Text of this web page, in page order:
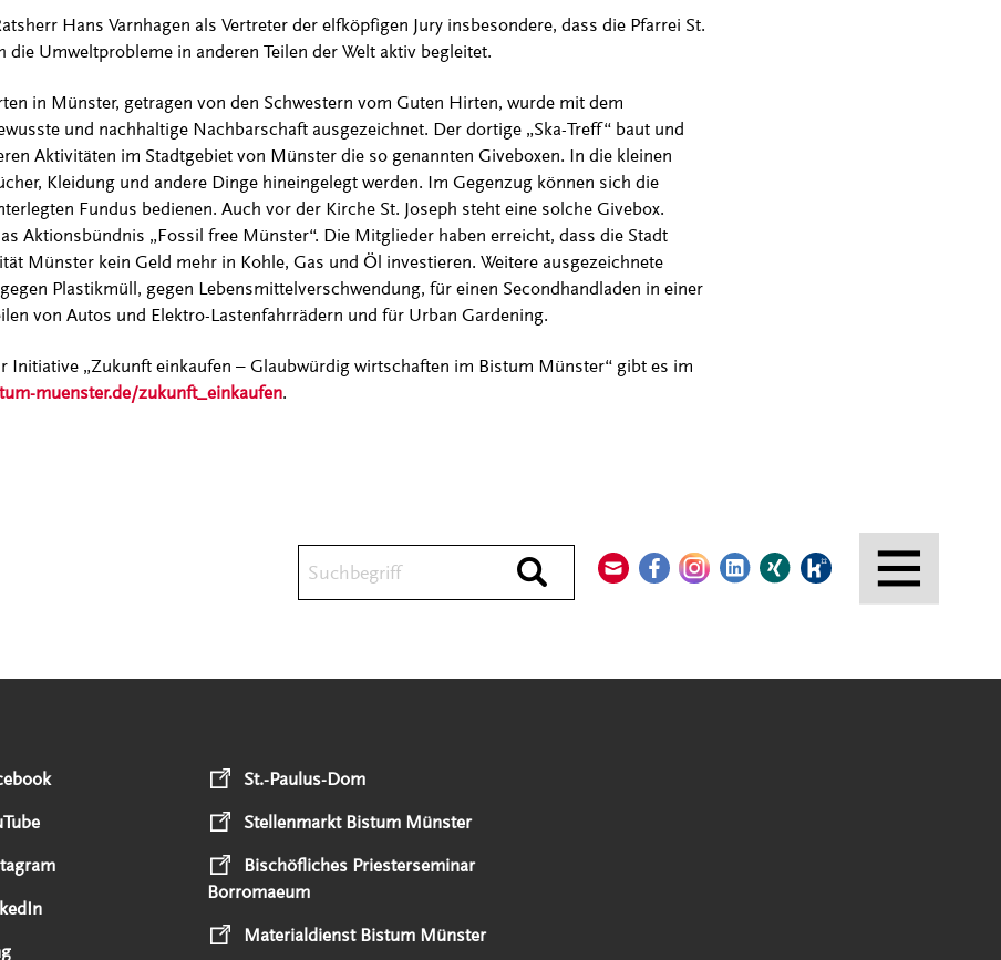
Durchsuchen
Hans Varnhagen als Vertreter der elfköpfigen Jury insbesondere, dass die Pfarrei St.
die Umweltprobleme in anderen Teilen der Welt aktiv begleitet.
in Münster, getragen von den Schwestern vom Guten Hirten, wurde mit dem
und nachhaltige Nachbarschaft ausgezeichnet. Der dortige „Ska-Treff“ baut und
Aktivitäten im Stadtgebiet von Münster die so genannten Giveboxen. In die kleinen
Kleidung und andere Dinge hineingelegt werden. Im Gegenzug können sich die
Fundus bedienen. Auch vor der Kirche St. Joseph steht eine solche Givebox.
Aktionsbündnis „Fossil free Münster“. Die Mitglieder haben erreicht, dass die Stadt
Münster kein Geld mehr in Kohle, Gas und Öl investieren. Weitere ausgezeichnete
Plastikmüll, gegen Lebensmittelverschwendung, für einen Secondhandladen in einer
von Autos und Elektro-Lastenfahrrädern und für Urban Gardening.
Initiative „Zukunft einkaufen – Glaubwürdig wirtschaften im Bistum Münster“ gibt es im
muenster.de/zukunft_einkaufen.
St.-Paulus-Dom
Stellenmarkt Bistum Münster
Bischöfliches Priesterseminar
Borromaeum
Materialdienst Bistum Münster